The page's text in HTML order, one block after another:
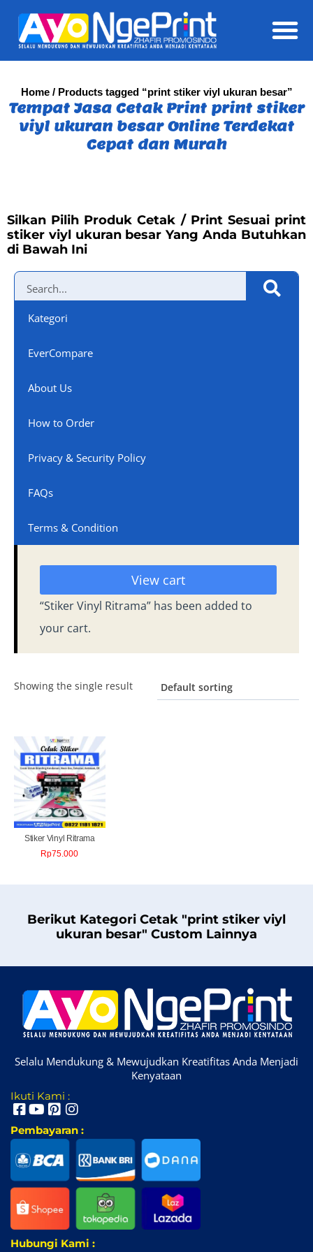
Home/ Products tagged “print stiker viyl ukuran besar”
Tempat Jasa Cetak Print print stiker
viyl ukuran besar Online Terdekat
Cepat dan Murah
Silkan Pilih Produk Cetak / Print Sesuai print
stiker viyl ukuran besar Yang Anda Butuhkan
di Bawah Ini
Kategori
EverCompare
About Us
How to Order
Privacy & Security Policy
FAQs
Terms & Condition
“Stiker Vinyl Ritrama” has been added to
your cart.
View cart
Showing the single result
Stiker Vinyl Ritrama
Rp75.000
Berikut Kategori Cetak "print stiker viyl
ukuran besar" Custom Lainnya
Selalu Mendukung & Mewujudkan Kreatifitas Anda Menjadi
Kenyataan
Ikuti Kami :
Pembayaran :
Hubungi Kami :